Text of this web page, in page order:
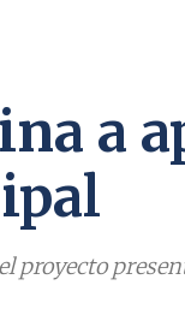
a
proyecto